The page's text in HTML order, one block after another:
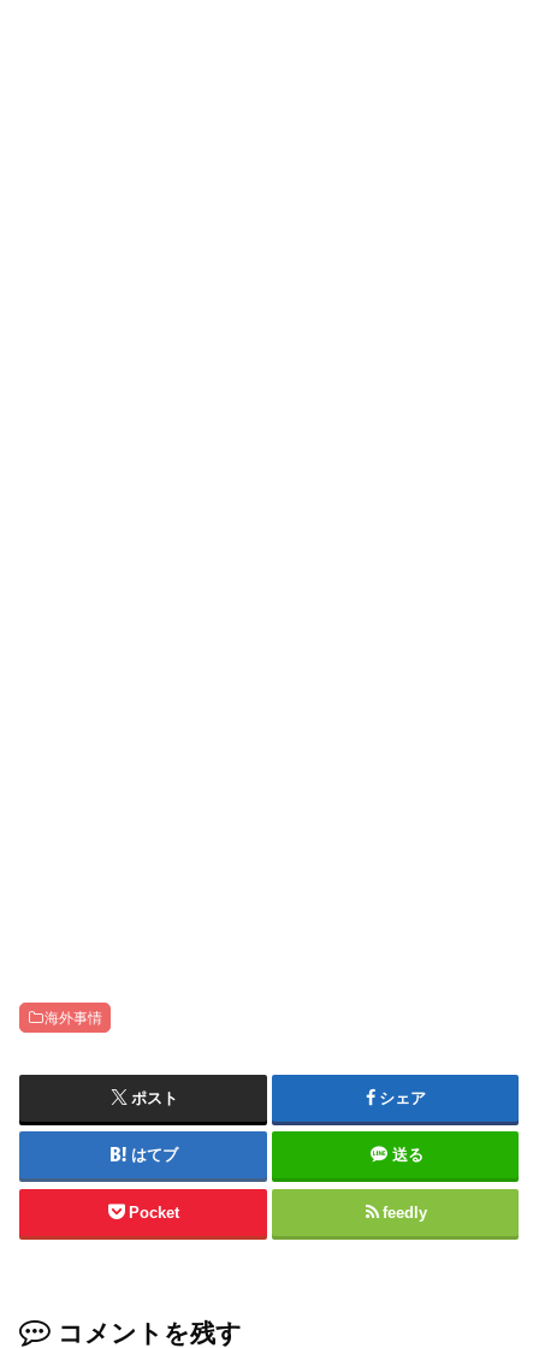
海外事情
ポスト シェア
はてブ 送る
Pocket feedly
コメントを残す